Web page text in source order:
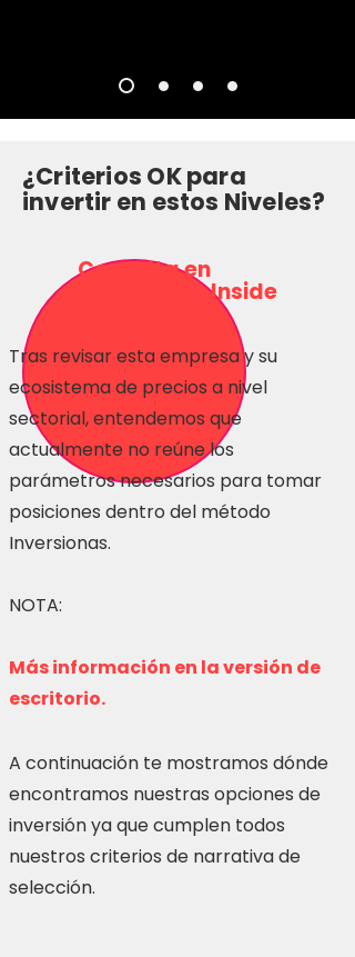
¿Criterios OK para
invertir en estos Niveles?
Consulta en
Inversionas Inside
Tras revisar esta empresa y su
ecosistema de precios a nivel
sectorial, entendemos que
actualmente no reúne los
parámetros necesarios para tomar
posiciones dentro del método
Inversionas.
NOTA:
Más información en la versión de
escritorio.
A continuación te mostramos dónde
encontramos nuestras opciones de
inversión ya que cumplen todos
nuestros criterios de narrativa de
selección.